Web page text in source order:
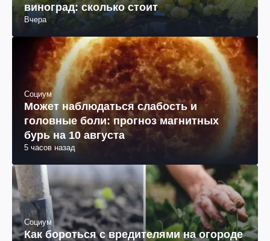
виноград: сколько стоит
Вчера
Социум
Может наблюдаться слабость и
головные боли: прогноз магнитных
бурь на 10 августа
5 часов назад
Социум
Как бороться с вредителями на огороде